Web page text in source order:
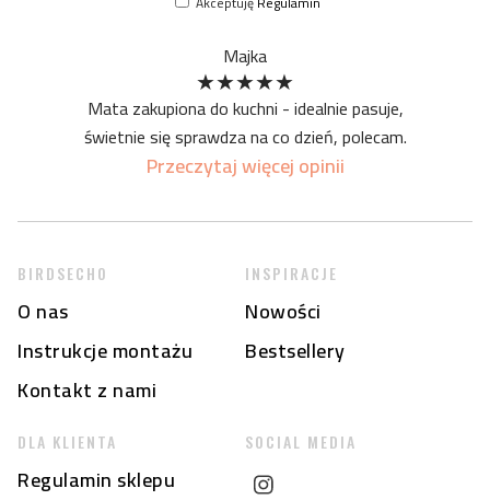
formy druku - jednak z czasem on ustanie
Majka
★★★★★
Mata zakupiona do kuchni - idealnie pasuje,
świetnie się sprawdza na co dzień, polecam.
Przeczytaj więcej opinii
BIRDSECHO
O nas
Instrukcje montażu
Kontakt z nami
DLA KLIENTA
Regulamin sklepu
INSPIRACJE
Nowości
Bestsellery
SOCIAL MEDIA